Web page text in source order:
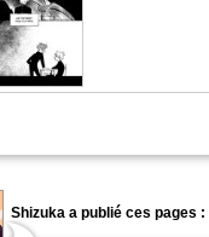
Shizuka a publié ces pages :